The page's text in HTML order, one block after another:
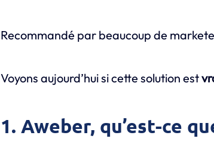
Recommandé par beaucoup de
Voyons aujourd’hui si cette solution est
1. Aweber, qu’est-ce